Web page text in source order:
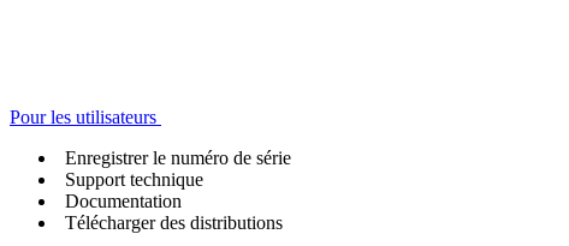
Pour les utilisateurs
Enregistrer le numéro de série
Support technique
Documentation
Télécharger des distributions